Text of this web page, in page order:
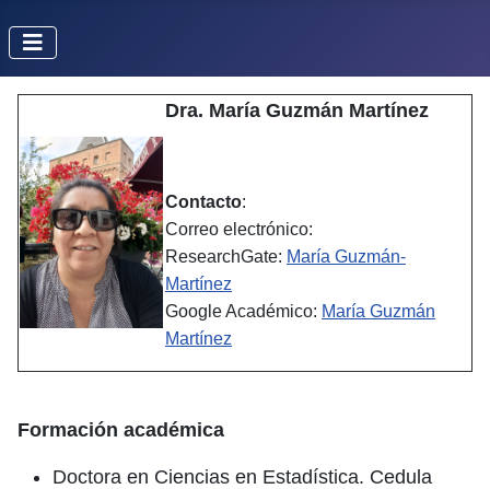
Dra. María Guzmán Martínez
Contacto:
Correo electrónico:
ResearchGate: María Guzmán-
Martínez
Google Académico: María Guzmán
Martínez
Formación académica
Doctora en Ciencias en Estadística. Cedula